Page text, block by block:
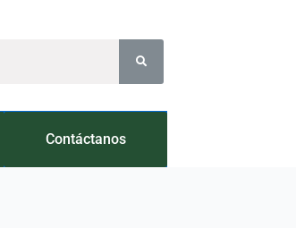
Contáctanos